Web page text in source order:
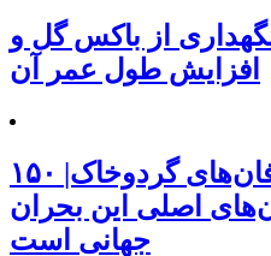
از باکس گل و
افزایش طول عمر آن
۱۵۰ کشور درگیر توفان‌های گردوخاک|
اصلی این بحران
جهانی است